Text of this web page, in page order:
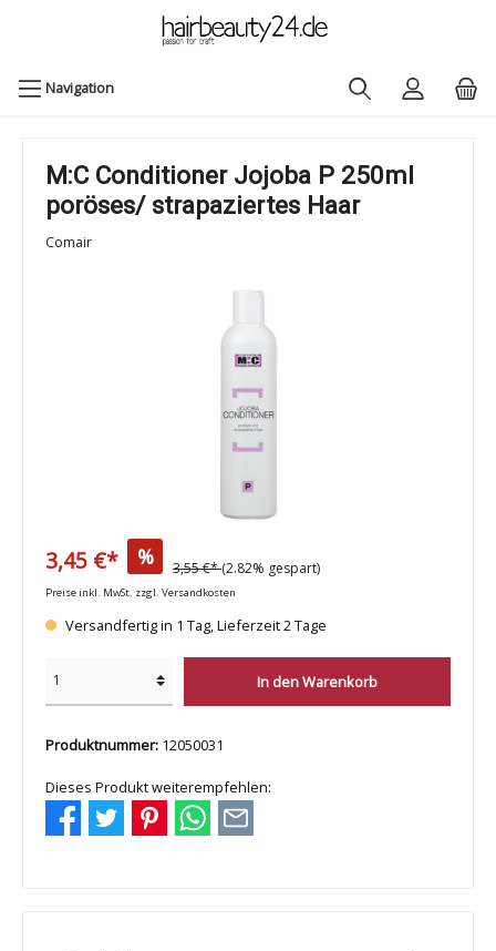
Navigation
M:C Conditioner Jojoba P 250ml
poröses/ strapaziertes Haar
Comair
3,45 €* % 3,55 €*(2.82% gespart)
Preise inkl. MwSt. zzgl. Versandkosten
Versandfertig in 1 Tag, Lieferzeit 2 Tage
In den Warenkorb
Produktnummer: 12050031
Dieses Produkt weiterempfehlen: